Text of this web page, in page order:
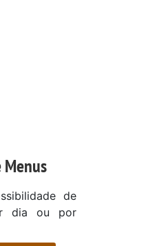
de
dia ou por